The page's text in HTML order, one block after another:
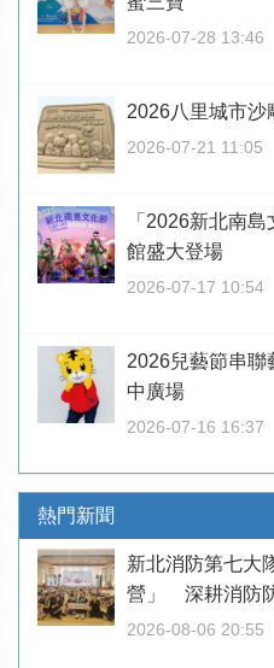
2026-07-28 13:46
2026八里城市
2026-07-21 11:05
「2026新北南
館盛大登場
2026-07-17 10:54
2026兒藝節串
中廣場
2026-07-16 16:37
熱門新聞
新北消防第七大
營」 深耕消防
2026-08-06 20:55